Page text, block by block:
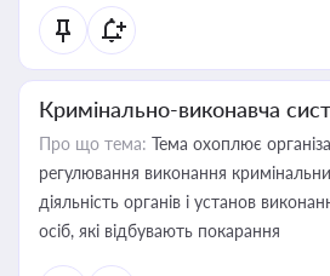
Кримінально-виконавча
Про що тема: Тема охоплює
регулювання виконання
діяльність органів і установ
осіб, які відбувають покарання